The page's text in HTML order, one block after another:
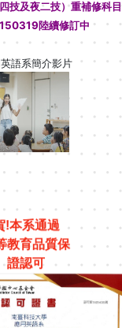
技及夜二技）重補修科目
陸續修訂中
語系簡介影片
!本系通過
教育品質保
證認可